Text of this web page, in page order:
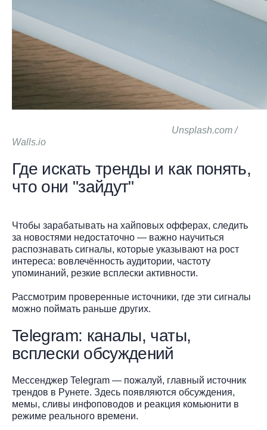
Unsplash.com /
Walls.io
Где искать тренды и как понять,
что они "зайдут"
Чтобы зарабатывать на хайповых офферах, следить
за новостями недостаточно — важно научиться
распознавать сигналы, которые указывают на рост
интереса: вовлечённость аудитории, частоту
упоминаний, резкие всплески активности.
Рассмотрим проверенные источники, где эти сигналы
можно поймать раньше других.
Telegram: каналы, чаты,
всплески обсуждений
Мессенджер Telegram — пожалуй, главный источник
трендов в Рунете. Здесь появляются обсуждения,
мемы, сливы инфоповодов и реакция комьюнити в
режиме реального времени.